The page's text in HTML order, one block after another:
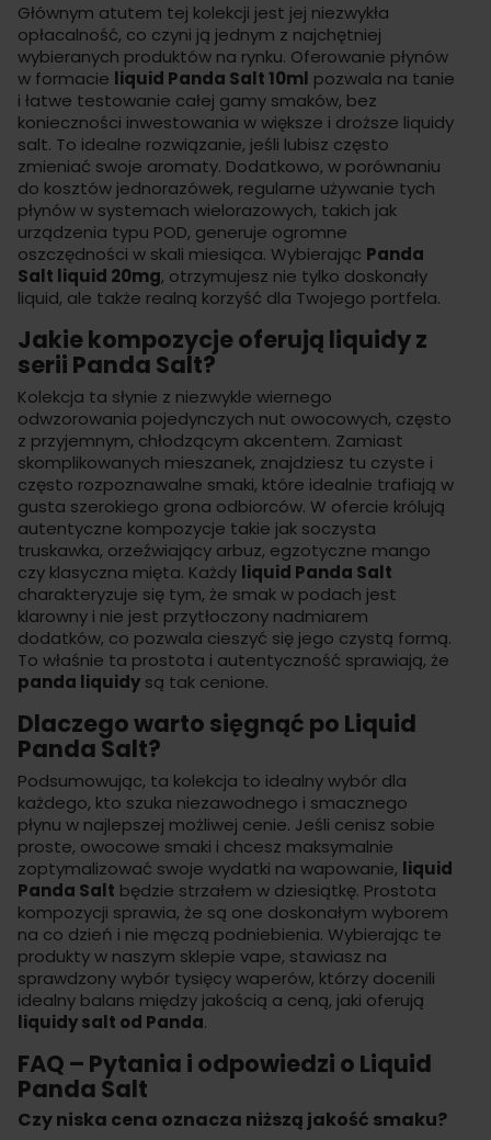
Głównym atutem tej kolekcji jest jej niezwykła
opłacalność, co czyni ją jednym z najchętniej
wybieranych produktów na rynku. Oferowanie płynów
w formacie liquid Panda Salt 10ml pozwala na tanie
i łatwe testowanie całej gamy smaków, bez
konieczności inwestowania w większe i droższe liquidy
salt. To idealne rozwiązanie, jeśli lubisz często
zmieniać swoje aromaty. Dodatkowo, w porównaniu
do kosztów jednorazówek, regularne używanie tych
płynów w systemach wielorazowych, takich jak
urządzenia typu POD, generuje ogromne
oszczędności w skali miesiąca. Wybierając Panda
Salt liquid 20mg, otrzymujesz nie tylko doskonały
liquid, ale także realną korzyść dla Twojego portfela.
Jakie kompozycje oferują liquidy z
serii Panda Salt?
Kolekcja ta słynie z niezwykle wiernego
odwzorowania pojedynczych nut owocowych, często
z przyjemnym, chłodzącym akcentem. Zamiast
skomplikowanych mieszanek, znajdziesz tu czyste i
często rozpoznawalne smaki, które idealnie trafiają w
gusta szerokiego grona odbiorców. W ofercie królują
autentyczne kompozycje takie jak soczysta
truskawka, orzeźwiający arbuz, egzotyczne mango
czy klasyczna mięta. Każdy liquid Panda Salt
charakteryzuje się tym, że smak w podach jest
klarowny i nie jest przytłoczony nadmiarem
dodatków, co pozwala cieszyć się jego czystą formą.
To właśnie ta prostota i autentyczność sprawiają, że
panda liquidy są tak cenione.
Dlaczego warto sięgnąć po Liquid
Panda Salt?
Podsumowując, ta kolekcja to idealny wybór dla
każdego, kto szuka niezawodnego i smacznego
płynu w najlepszej możliwej cenie. Jeśli cenisz sobie
proste, owocowe smaki i chcesz maksymalnie
zoptymalizować swoje wydatki na wapowanie, liquid
Panda Salt będzie strzałem w dziesiątkę. Prostota
kompozycji sprawia, że są one doskonałym wyborem
na co dzień i nie męczą podniebienia. Wybierając te
produkty w naszym sklepie vape, stawiasz na
sprawdzony wybór tysięcy waperów, którzy docenili
idealny balans między jakością a ceną, jaki oferują
liquidy salt od Panda.
FAQ – Pytania i odpowiedzi o Liquid
Panda Salt
Czy niska cena oznacza niższą jakość smaku?